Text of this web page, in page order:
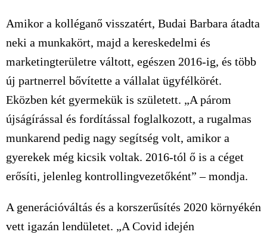
Amikor a kolléganő visszatért, Budai Barbara átadta
neki a munkakört, majd a kereskedelmi és
marketingterületre váltott, egészen 2016-ig, és több
új partnerrel bővítette a vállalat ügyfélkörét.
Eközben két gyermekük is született. „A párom
újságírással és fordítással foglalkozott, a rugalmas
munkarend pedig nagy segítség volt, amikor a
gyerekek még kicsik voltak. 2016-tól ő is a céget
erősíti, jelenleg kontrollingvezetőként” – mondja.
A generációváltás és a korszerűsítés 2020 környékén
vett igazán lendületet. „A Covid idején